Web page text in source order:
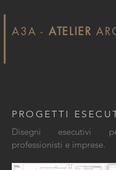
A3A - ATELIER
PROGETTI
Disegni esecutivi
professionisti e imprese.